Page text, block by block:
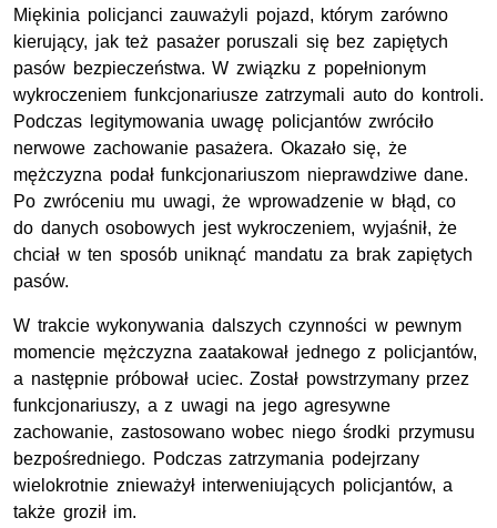
Miękinia policjanci zauważyli pojazd, którym zarówno
kierujący, jak też pasażer poruszali się bez zapiętych
pasów bezpieczeństwa. W związku z popełnionym
wykroczeniem funkcjonariusze zatrzymali auto do kontroli.
Podczas legitymowania uwagę policjantów zwróciło
nerwowe zachowanie pasażera. Okazało się, że
mężczyzna podał funkcjonariuszom nieprawdziwe dane.
Po zwróceniu mu uwagi, że wprowadzenie w błąd, co
do danych osobowych jest wykroczeniem, wyjaśnił, że
chciał w ten sposób uniknąć mandatu za brak zapiętych
pasów.
W trakcie wykonywania dalszych czynności w pewnym
momencie mężczyzna zaatakował jednego z policjantów,
a następnie próbował uciec. Został powstrzymany przez
funkcjonariuszy, a z uwagi na jego agresywne
zachowanie, zastosowano wobec niego środki przymusu
bezpośredniego. Podczas zatrzymania podejrzany
wielokrotnie znieważył interweniujących policjantów, a
także groził im.